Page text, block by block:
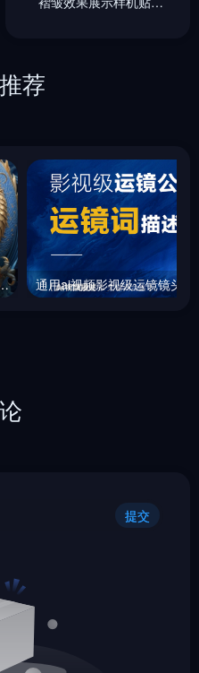
荐
Midjourney咒语
提交